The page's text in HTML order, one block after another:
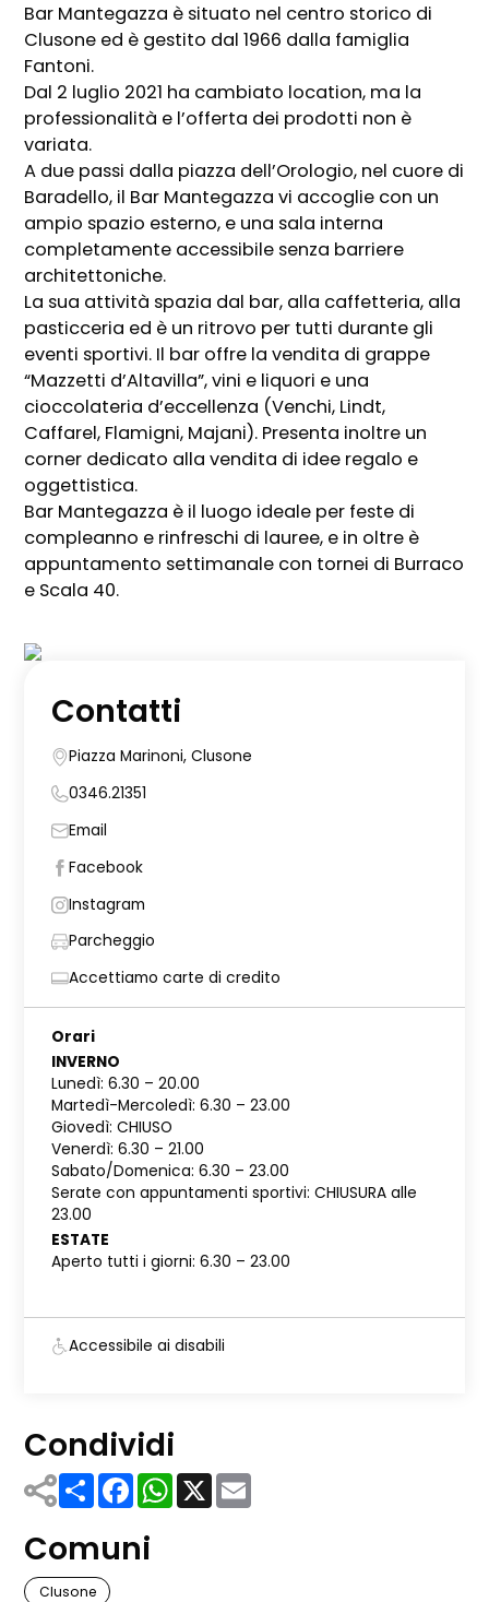
Bar Mantegazza è situato nel centro storico di
Clusone ed è gestito dal 1966 dalla famiglia
Fantoni.
Dal 2 luglio 2021 ha cambiato location, ma la
professionalità e l’offerta dei prodotti non è
variata.
A due passi dalla piazza dell’Orologio, nel cuore di
Baradello, il Bar Mantegazza vi accoglie con un
ampio spazio esterno, e una sala interna
completamente accessibile senza barriere
architettoniche.
La sua attività spazia dal bar, alla caffetteria, alla
pasticceria ed è un ritrovo per tutti durante gli
eventi sportivi. Il bar offre la vendita di grappe
“Mazzetti d’Altavilla”, vini e liquori e una
cioccolateria d’eccellenza (Venchi, Lindt,
Caffarel, Flamigni, Majani). Presenta inoltre un
corner dedicato alla vendita di idee regalo e
oggettistica.
Bar Mantegazza è il luogo ideale per feste di
compleanno e rinfreschi di lauree, e in oltre è
appuntamento settimanale con tornei di Burraco
e Scala 40.
Contatti
Piazza Marinoni, Clusone
0346.21351
Email
Facebook
Instagram
Parcheggio
Accettiamo carte di credito
Orari
INVERNO
Lunedì: 6.30 – 20.00
Martedì-Mercoledì: 6.30 – 23.00
Giovedì: CHIUSO
Venerdì: 6.30 – 21.00
Sabato/Domenica: 6.30 – 23.00
Serate con appuntamenti sportivi: CHIUSURA alle
23.00
ESTATE
Aperto tutti i giorni: 6.30 – 23.00
Accessibile ai disabili
Condividi
ShareFacebook
WhatsApp
X
Comuni
Clusone